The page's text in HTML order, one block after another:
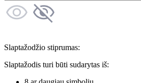
Slaptažodžio stiprumas:
Slaptažodis turi būti sudarytas iš: